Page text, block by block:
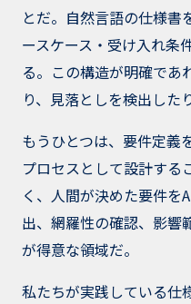
とだ。自然言語の仕様書
ースケース・受け入れ条
る。この構造が明確であ
り、見落としを検出した
もうひとつは、要件定義
プロセスとして設計する
く、人間が決めた要件を
出、網羅性の確認、影
が得意な領域だ。
私たちが実践している仕